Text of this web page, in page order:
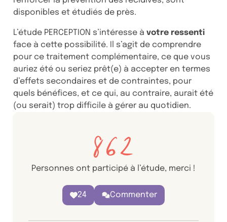
disponibles et étudiés de près.
L’étude PERCEPTION s’intéresse à votre ressenti
face à cette possibilité. Il s’agit de comprendre
pour ce traitement complémentaire, ce que vous
auriez été ou seriez prêt(e) à accepter en termes
d’effets secondaires et de contraintes, pour
quels bénéfices, et ce qui, au contraire, aurait été
(ou serait) trop difficile à gérer au quotidien.
862
Personnes ont participé à l’étude, merci !
24
personnes aiment ce contenu.
Commenter